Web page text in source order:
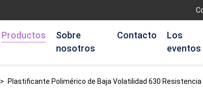
Productos
Sobre
nosotros
Contacto
Los
eventos
> Plastificante Polimérico de Baja Volatilidad 630